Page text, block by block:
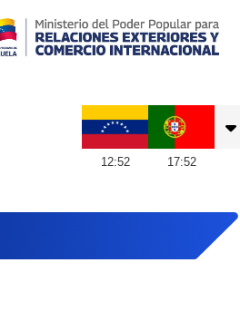
12:52 17:52